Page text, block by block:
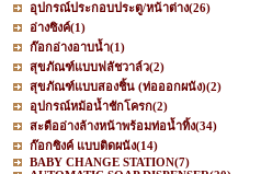
อุปกรณ์ประกอบประตู/หน้าต่าง(26)
อ่างซิงค์(1)
ก๊อกอ่างอาบน้ำ(1)
สุขภัณฑ์แบบฟลัชวาล์ว(2)
สุขภัณฑ์แบบสองชิ้น (ท่อออกผนัง)(2)
อุปกรณ์หม้อน้ำชักโครก(2)
สะดืออ่างล้างหน้าพร้อมท่อน้ำทิ้ง(34)
ก๊อกซิงค์ แบบติดผนัง(14)
BABY CHANGE STATION(7)